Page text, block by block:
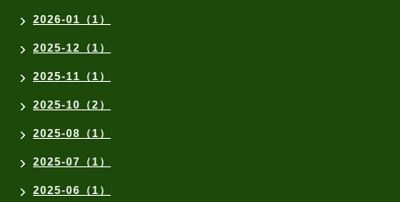
2026-01（1）
2025-12（1）
2025-11（1）
2025-10（2）
2025-08（1）
2025-07（1）
2025-06（1）